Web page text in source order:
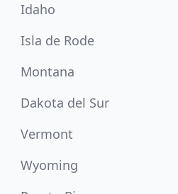
Idaho
Isla de Rode
Montana
Dakota del Sur
Vermont
Wyoming